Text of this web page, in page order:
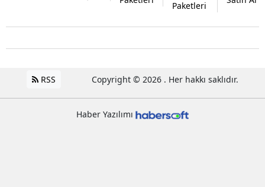
Paketleri
RSS Copyright © 2026 . Her hakkı saklıdır.
Haber Yazılımı